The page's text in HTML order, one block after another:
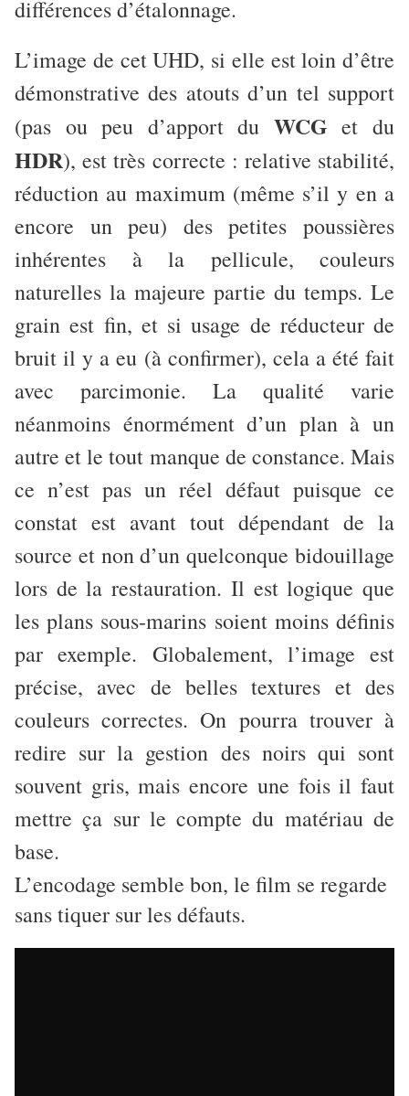
différences d’étalonnage.
L’image de cet UHD, si elle est loin d’être
démonstrative des atouts d’un tel support
(pas ou peu d’apport du WCG et du
HDR), est très correcte : relative stabilité,
réduction au maximum (même s’il y en a
encore un peu) des petites poussières
inhérentes à la pellicule, couleurs
naturelles la majeure partie du temps. Le
grain est fin, et si usage de réducteur de
bruit il y a eu (à confirmer), cela a été fait
avec parcimonie. La qualité varie
néanmoins énormément d’un plan à un
autre et le tout manque de constance. Mais
ce n’est pas un réel défaut puisque ce
constat est avant tout dépendant de la
source et non d’un quelconque bidouillage
lors de la restauration. Il est logique que
les plans sous-marins soient moins définis
par exemple. Globalement, l’image est
précise, avec de belles textures et des
couleurs correctes. On pourra trouver à
redire sur la gestion des noirs qui sont
souvent gris, mais encore une fois il faut
mettre ça sur le compte du matériau de
base.
L’encodage semble bon, le film se regarde
sans tiquer sur les défauts.